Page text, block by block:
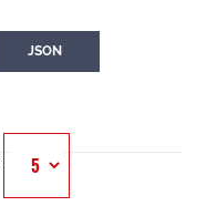
JSON